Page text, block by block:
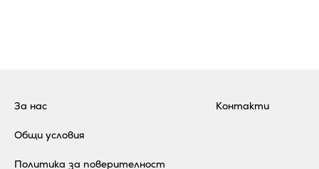
За нас
Общи условия
Политика за поверителност
Контакти